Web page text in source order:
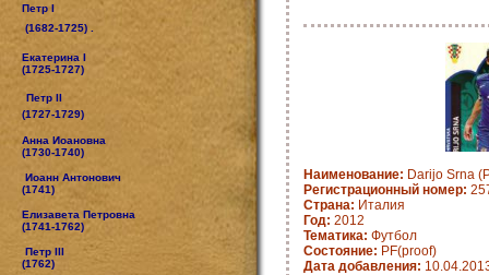
Петр I
(1682-1725) .
Екатерина I
(1725-1727)
Петр II
(1727-1729)
Анна Иоановна
(1730-1740)
Иоанн Антонович
(1741)
Елизавета Петровна
(1741-1762)
Петр III
(1762)
Наименование: Darijo Srna
Регистрационный номер:
Страна: Италия
Год: 2012
Тематика: Футбол
Состояние: PF(proof)
Дата добавления: